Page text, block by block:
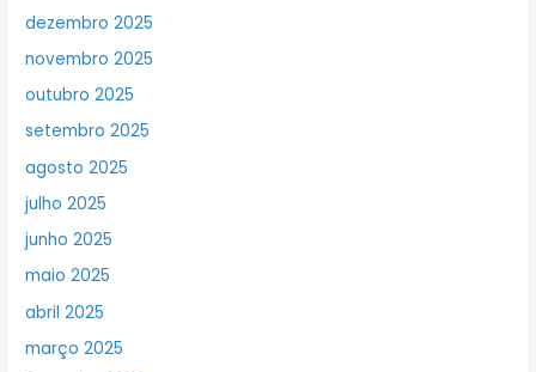
dezembro 2025
novembro 2025
outubro 2025
setembro 2025
agosto 2025
julho 2025
junho 2025
maio 2025
abril 2025
março 2025